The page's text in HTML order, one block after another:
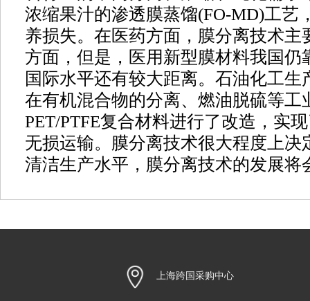
浓缩果汁的渗透膜蒸馏(FO-MD)工艺
养损失。在医药方面，膜分离技术
方面，但是，医用新型膜材料我国仍
国际水平还有较大距离。石油化工
在有机混合物的分离、燃油脱硫等工
PET/PTFE复合材料进行了改造，实
无损运输。膜分离技术很大程度上
清洁生产水平，膜分离技术的发展将
上海跨国采购中心